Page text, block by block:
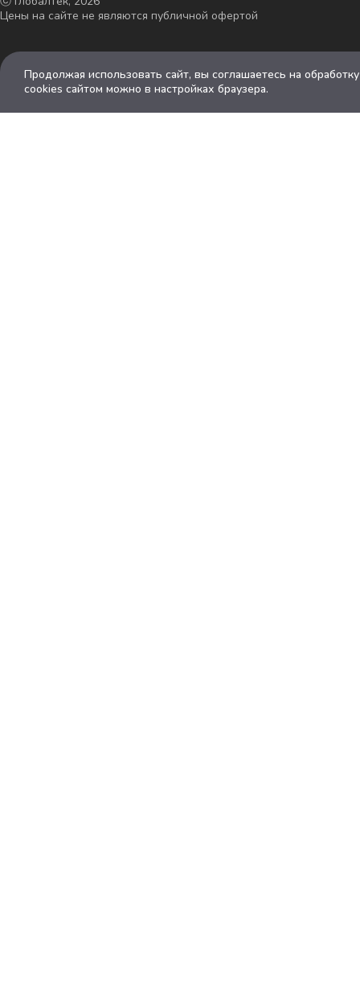
Цены на сайте не являются публичной офертой
Продолжая использовать сайт, вы соглашаетесь на
cookies сайтом можно в настройках браузера.